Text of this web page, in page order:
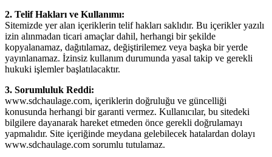
2. Telif Hakları ve Kullanımı:
Sitemizde yer alan içeriklerin telif hakları saklıdır. Bu içerikler yazılı
izin alınmadan ticari amaçlar dahil, herhangi bir şekilde
kopyalanamaz, dağıtılamaz, değiştirilemez veya başka bir yerde
yayınlanamaz. İzinsiz kullanım durumunda yasal takip ve gerekli
hukuki işlemler başlatılacaktır.
3. Sorumluluk Reddi:
www.sdchaulage.com, içeriklerin doğruluğu ve güncelliği
konusunda herhangi bir garanti vermez. Kullanıcılar, bu sitedeki
bilgilere dayanarak hareket etmeden önce gerekli doğrulamayı
yapmalıdır. Site içeriğinde meydana gelebilecek hatalardan dolayı
www.sdchaulage.com sorumlu tutulamaz.